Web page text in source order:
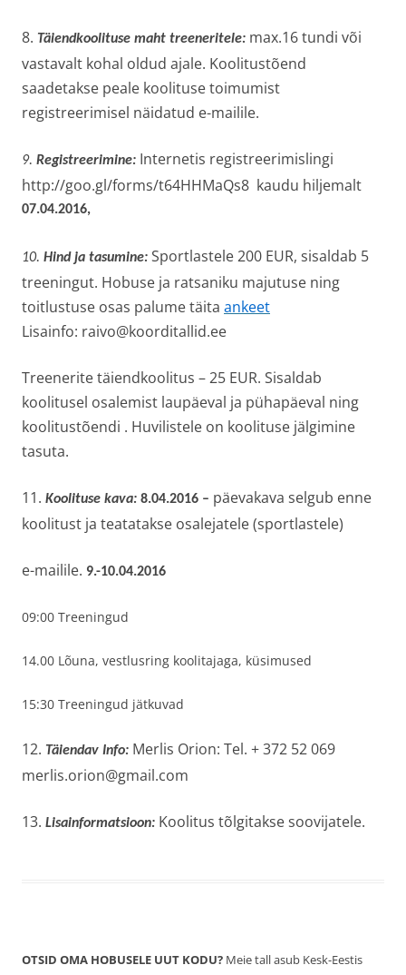
8. Täiendkoolituse maht treeneritele: max.16 tundi või
vastavalt kohal oldud ajale. Koolitustõend
saadetakse peale koolituse toimumist
registreerimisel näidatud e-mailile.
9. Registreerimine: Internetis registreerimislingi
http://goo.gl/forms/t64HHMaQs8 kaudu hiljemalt
07.04.2016,
10. Hind ja tasumine: Sportlastele 200 EUR, sisaldab 5
treeningut. Hobuse ja ratsaniku majutuse ning
toitlustuse osas palume täita ankeet
Lisainfo: raivo@koorditallid.ee
Treenerite täiendkoolitus – 25 EUR. Sisaldab
koolitusel osalemist laupäeval ja pühapäeval ning
koolitustõendi . Huvilistele on koolituse jälgimine
tasuta.
11. Koolituse kava: 8.04.2016 – päevakava selgub enne
koolitust ja teatatakse osalejatele (sportlastele)
e-mailile. 9.-10.04.2016
09:00 Treeningud
14.00 Lõuna, vestlusring koolitajaga, küsimused
15:30 Treeningud jätkuvad
12. Täiendav Info: Merlis Orion: Tel. + 372 52 069
merlis.orion@gmail.com
13. Lisainformatsioon: Koolitus tõlgitakse soovijatele.
OTSID OMA HOBUSELE UUT KODU? Meie tall asub Kesk-Eestis